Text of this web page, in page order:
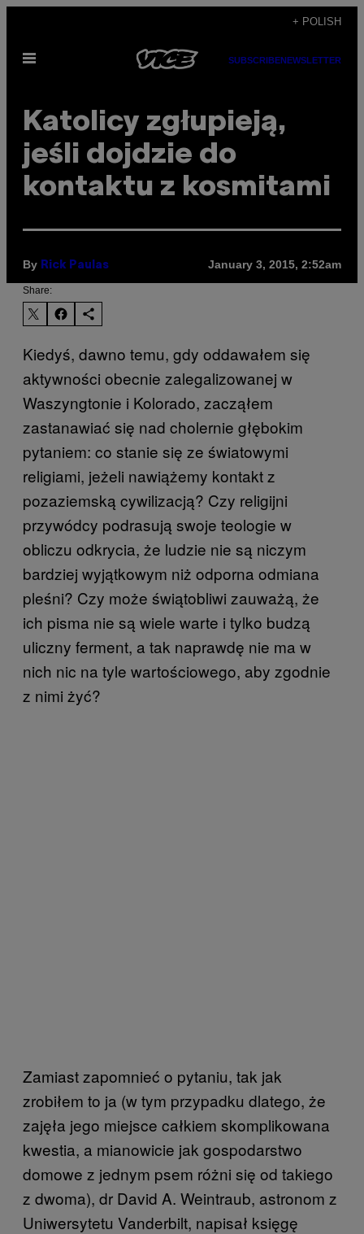
content
+ POLISH
Open
SUBSCRIBENEWSLETTER
Katolicy zgłupieją,
jeśli dojdzie do
kontaktu z kosmitami
By Rick Paulas January 3, 2015, 2:52am
Share:
Kiedyś, dawno temu, gdy oddawałem się
aktywności obecnie zalegalizowanej w
Waszyngtonie i Kolorado, zacząłem
zastanawiać się nad cholernie głębokim
pytaniem: co stanie się ze światowymi
religiami, jeżeli nawiążemy kontakt z
pozaziemską cywilizacją? Czy religijni
przywódcy podrasują swoje teologie w
obliczu odkrycia, że ludzie nie są niczym
bardziej wyjątkowym niż odporna odmiana
pleśni? Czy może świątobliwi zauważą, że
ich pisma nie są wiele warte i tylko budzą
uliczny ferment, a tak naprawdę nie ma w
nich nic na tyle wartościowego, aby zgodnie
z nimi żyć?
Zamiast zapomnieć o pytaniu, tak jak
zrobiłem to ja (w tym przypadku dlatego, że
zajęła jego miejsce całkiem skomplikowana
kwestia, a mianowicie jak gospodarstwo
domowe z jednym psem różni się od takiego
z dwoma), dr David A. Weintraub, astronom z
Uniwersytetu Vanderbilt, napisał księgę